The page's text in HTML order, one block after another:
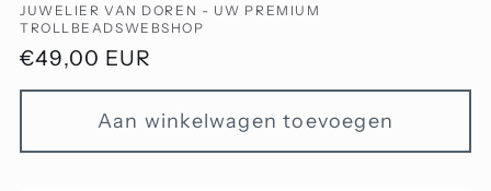
Verkoper:
JUWELIER VAN DOREN - UW PREMIUM
TROLLBEADSWEBSHOP
Normale
prijs
€49,00 EUR
Aan winkelwagen toevoegen